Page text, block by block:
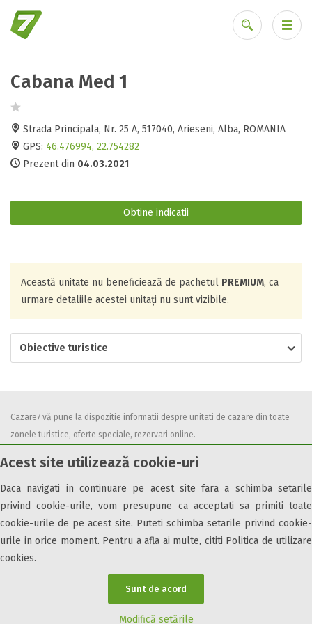
Acest site utilizează cookie-uri
Daca navigati in continuare pe acest site fara a schimba setarile
privind cookie-urile, vom presupune ca acceptati sa primiti toate
cookie-urile de pe acest site. Puteti schimba setarile privind cookie-
urile in orice moment. Pentru a afla ai multe, cititi Politica de utilizare
cookies.
Sunt de acord
Modifică setările
Cabana Med 1
Strada Principala, Nr. 25 A, 517040, Arieseni, Alba, ROMANIA
GPS: 46.476994, 22.754282
Prezent din 04.03.2021
Obtine indicatii
Această unitate nu beneficiează de pachetul PREMIUM, ca
urmare detaliile acestei unitați nu sunt vizibile.
Obiective turistice
Cazare7 vă pune la dispozitie informatii despre unitati de cazare din toate
zonele turistice, oferte speciale, rezervari online.
condițiile de utilizare.
Informații utile Parteneri Cazare7